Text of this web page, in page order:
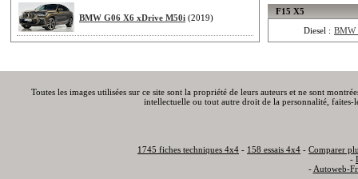
BMW G06 X6 xDrive M50i (2019)
F15 X5
Diesel : BMW
Toutes les images utilisées sur ce site sont la propriété de leurs auteurs et ne sont
intellectuelle ou tout autre droit de la personnalité,
1745 fiches techniques 4x4 - 158 essais 4x4 - Comparer
-
- Autoweb-